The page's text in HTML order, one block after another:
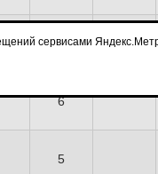
52
6
5
сервисами